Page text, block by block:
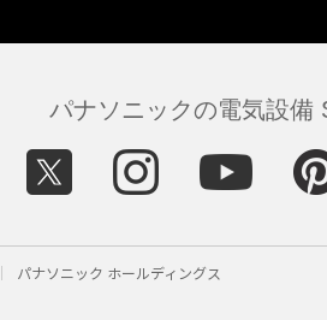
パナソニックの電気設備
パナソニック ホールディングス